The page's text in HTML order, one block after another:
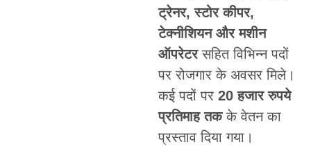
ट्रेनर, स्टोर कीपर,
टेक्नीशियन और मशीन
ऑपरेटरसहित विभिन्न पदों
पर रोजगार के अवसर मिले।
कई पदों पर 20 हजार रुपये
प्रतिमाह तकके वेतन का
प्रस्ताव दिया गया।